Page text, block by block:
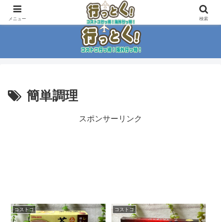
コストコ大好き家族がイチ押商品紹介！！
簡単調理
スポンサーリンク
コストコ コストコ
メニュー 検索